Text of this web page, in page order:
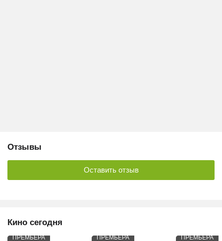
Отзывы
Оставить отзыв
Кино сегодня
ПРЕМЬЕРА ПРЕМЬЕРА ПРЕМЬЕРА